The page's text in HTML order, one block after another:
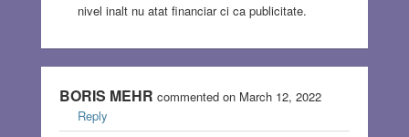
nivel inalt nu atat financiar ci ca publicitate.
BORIS MEHR commented on March 12, 2022
Reply